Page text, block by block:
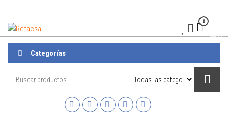
0
Menú
Categorías